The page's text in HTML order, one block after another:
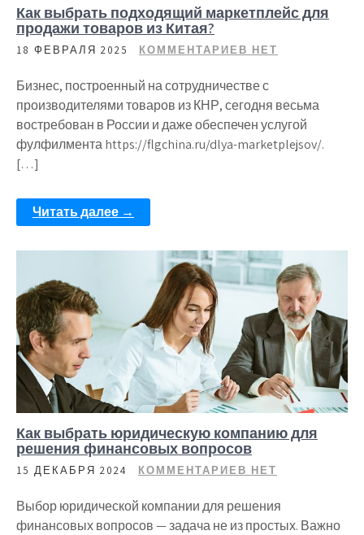
Как выбрать подходящий маркетплейс для
продажи товаров из Китая?
18 ФЕВРАЛЯ 2025 КОММЕНТАРИЕВ НЕТ
Бизнес, построенный на сотрудничестве с
производителями товаров из КНР, сегодня весьма
востребован в России и даже обеспечен услугой
фулфилмента https://flgchina.ru/dlya-marketplejsov/.
[…]
Читать далее →
Как выбрать юридическую компанию для
решения финансовых вопросов
15 ДЕКАБРЯ 2024 КОММЕНТАРИЕВ НЕТ
Выбор юридической компании для решения
финансовых вопросов — задача не из простых. Важно